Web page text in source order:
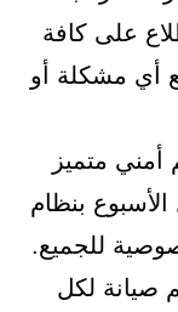
على كافة
أي مشكلة أو
متميز
بنظام
للجميع.
صيانة لكل